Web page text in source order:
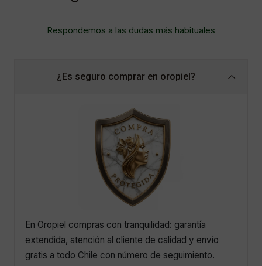
Respondemos a las dudas más habituales
¿Es seguro comprar en oropiel?
En Oropiel compras con tranquilidad: garantía
extendida, atención al cliente de calidad y envío
gratis a todo Chile con número de seguimiento.